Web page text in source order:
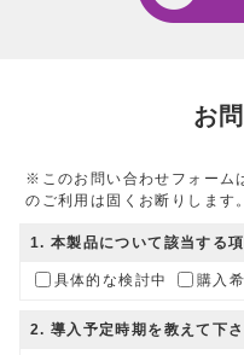
お
※このお問い合わせフォーム
のご利用は固くお断りします。
1. 本製品について該当する
具体的な検討中 購入
2. 導入予定時期を教えて下